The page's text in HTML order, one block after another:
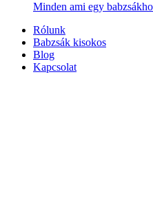
Minden ami egy
Rólunk
Babzsák kisokos
Blog
Kapcsolat